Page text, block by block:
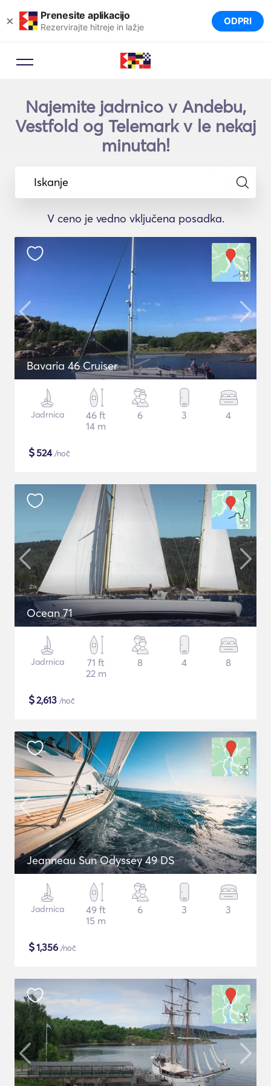
× Prenesite aplikacijo
Rezervirajte hitreje in lažje ODPRI
Najemite jadrnico v Andebu,
Vestfold og Telemark v le nekaj
minutah!
Iskanje
V ceno je vedno vključena posadka.
Bavaria 46 Cruiser
Jadrnica
46 ft
14 m
6 3 4
$524/noč
Ocean 71
Jadrnica
71 ft
22 m
8 4 8
$2,613 /noč
Jeanneau Sun Odyssey 49 DS
Jadrnica
49 ft
15 m
6 3 3
$1,356 /noč